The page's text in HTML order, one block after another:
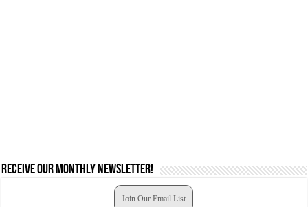
Receive our monthly newsletter!
Join Our Email List